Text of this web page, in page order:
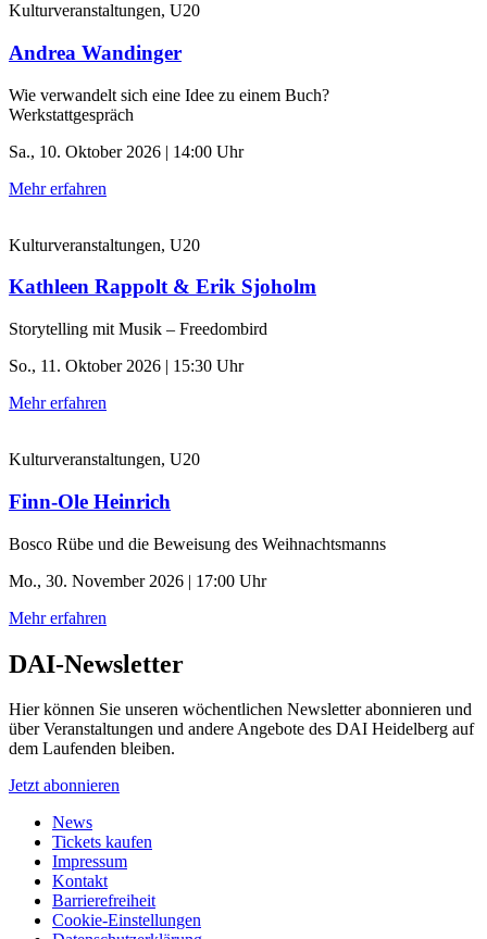
Kulturveranstaltungen, U20
Andrea Wandinger
Wie verwandelt sich eine Idee zu einem Buch?
Werkstattgespräch
Sa., 10. Oktober 2026 | 14:00 Uhr
Mehr erfahren
Kulturveranstaltungen, U20
Kathleen Rappolt & Erik Sjoholm
Storytelling mit Musik – Freedombird
So., 11. Oktober 2026 | 15:30 Uhr
Mehr erfahren
Kulturveranstaltungen, U20
Finn-Ole Heinrich
Bosco Rübe und die Beweisung des Weihnachtsmanns
Mo., 30. November 2026 | 17:00 Uhr
Mehr erfahren
DAI-Newsletter
Hier können Sie unseren wöchentlichen Newsletter abonnieren und
über Veranstaltungen und andere Angebote des DAI Heidelberg auf
dem Laufenden bleiben.
Jetzt abonnieren
News
Tickets kaufen
Impressum
Kontakt
Barrierefreiheit
Cookie-Einstellungen